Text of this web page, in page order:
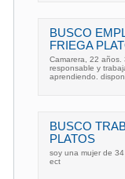
BUSCO
FRIEGA
Camarera, 22 años.
responsable y
aprendiendo.
BUSCO
PLATOS
soy una mujer de
ect